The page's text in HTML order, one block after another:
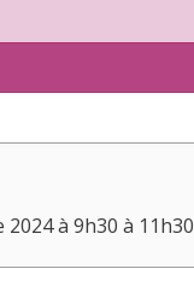
2024 à 9h30 à 11h30